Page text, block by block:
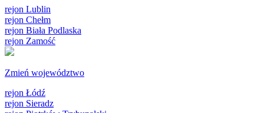
rejon Lublin
rejon Chełm
rejon Biała Podlaska
rejon Zamość
Zmień województwo
rejon Łódź
rejon Sieradz